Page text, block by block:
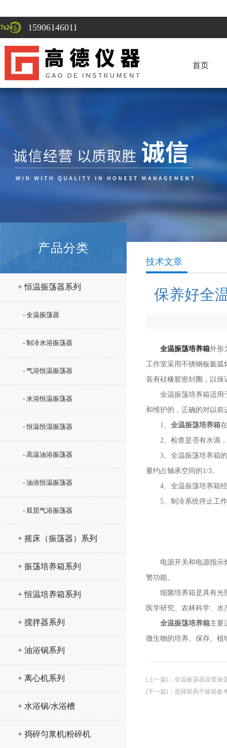
15906146011
首页
产品分类
+ 恒温振荡器系列
- 全温振荡器
- 制冷水浴振荡器
- 气浴恒温振荡器
- 水浴恒温振荡器
- 恒温恒湿振荡器
- 高温油浴振荡器
- 油浴恒温振荡器
- 双层气浴振荡器
+ 摇床（振荡器）系列
+ 振荡培养箱系列
+ 恒温培养箱系列
+ 搅拌器系列
+ 油浴锅系列
+ 离心机系列
+ 水浴锅/水浴槽
+ 捣碎匀浆机|粉碎机
技术文章
保养好全
全温振荡培养箱外形
工作室采用不锈钢板氩弧
装有硅橡胶密封圈，以保
全温振荡培养箱适用于
和维护的，正确的对以前
1、 全温振荡培养箱
2、检查是否有水滴，
3、全温振荡培养箱的
量约占轴承空间的1/3。
4、全温振荡培养箱经
5、制冷系统停止工作
电源开关和电源指示灯
警功能。
细菌培养箱是具有光照
医学研究、农林科学、
全温振荡培养箱主要
微生物的培养、保存、植
(上一篇) ： 全温振荡器设置振
(下一篇) ： 选择鼓风干燥箱参